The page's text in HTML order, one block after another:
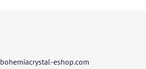
bohemiacrystal-eshop.com